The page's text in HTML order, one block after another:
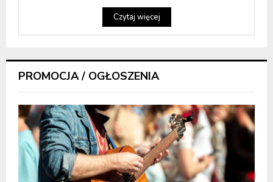
Czytaj więcej
PROMOCJA / OGŁOSZENIA